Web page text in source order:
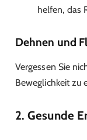
helfen, das
Dehnen und
Vergessen Sie
Beweglichkeit zu
2. Gesunde